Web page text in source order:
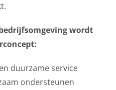
wordt
duurzame service
ondersteunen